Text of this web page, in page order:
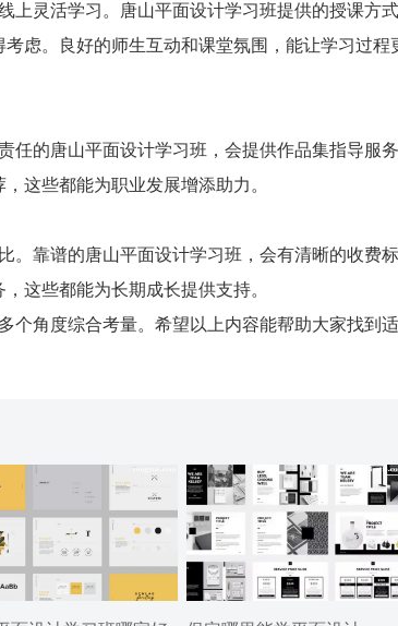
灵活学习。唐山平面设计学习班提供的授课方
虑。良好的师生互动和课堂氛围，能让学习过程
的唐山平面设计学习班，会提供作品集指导服
这些都能为职业发展增添助力。
靠谱的唐山平面设计学习班，会有清晰的收费
这些都能为长期成长提供支持。
角度综合考量。希望以上内容能帮助大家找到